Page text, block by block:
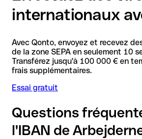
internationaux
Avec Qonto, envoyez et recevez
de la zone SEPA en seulement 10
Transférez jusqu'à 100 000 € en
frais supplémentaires.
Essai gratuit
Questions
l'IBAN de